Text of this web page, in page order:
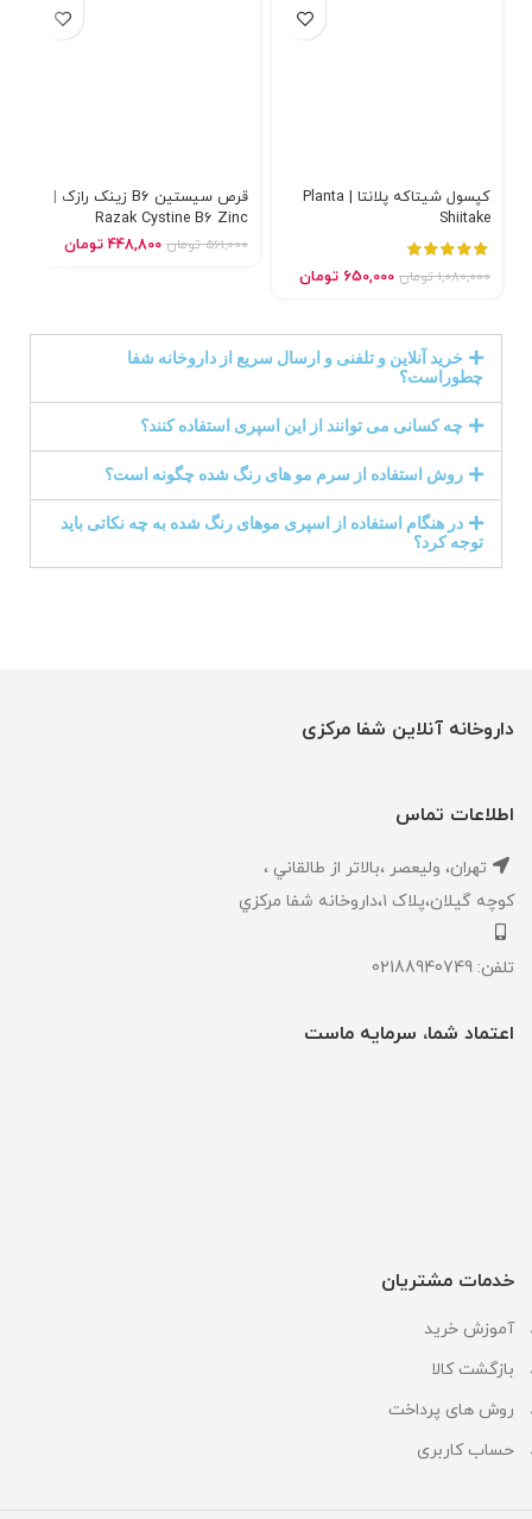
کپسول شیتاکه پلانتا | Planta
Shiitake
1,080,000 تومان 650,000 تومان
قرص سیستین B6 زینک رازک |
Razak Cystine B6 Zinc
561,000 تومان 448,800 تومان
خرید آنلاین و تلفنی و ارسال سریع از داروخانه شفا
چطوراست؟
چه کسانی می توانند از این اسپری استفاده کنند؟
روش استفاده از سرم مو های رنگ شده چگونه است؟
در هنگام استفاده از اسپری موهای رنگ شده به چه نکاتی باید
توجه کرد؟
داروخانه آنلاین شفا مرکزی
اطلاعات تماس
تهران، ‎وليعصر ،بالاتر از طالقاني ،
كوچه گيلان،پلاک ۱،داروخانه شفا مركزي
تلفن: 02188940749
اعتماد شما، سرمایه ماست
خدمات مشتریان
آموزش خرید
بازگشت کالا
روش های پرداخت
حساب کاربری